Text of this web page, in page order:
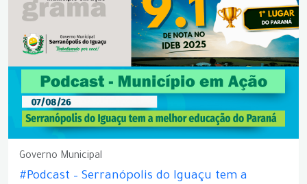
Governo Municipal
#Podcast – Serranópolis do Iguaçu tem a